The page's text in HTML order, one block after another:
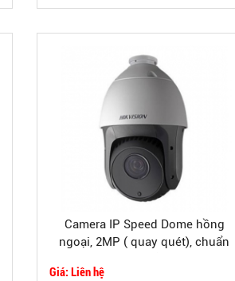
Camera IP Speed Dome hồng
ngoại, 2MP ( quay quét), chuẩn
Giá: Liên hệ